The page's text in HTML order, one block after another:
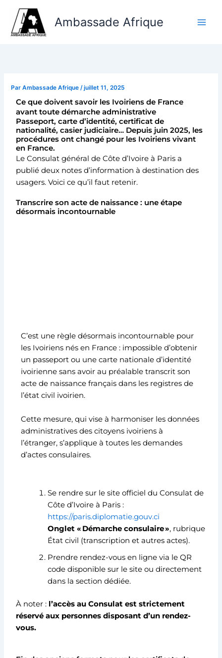
contenu
Ambassade Afrique
ParAmbassade Afrique/juillet 11, 2025
Ce que doivent savoir les Ivoiriens de France
avant toute démarche administrative
Passeport, carte d’identité, certificat de
nationalité, casier judiciaire… Depuis juin 2025, les
procédures ont changé pour les Ivoiriens vivant
en France.
Le Consulat général de Côte d’Ivoire à Paris a
publié deux notes d’information à destination des
usagers. Voici ce qu’il faut retenir.
Transcrire son acte de naissance : une étape
désormais incontournable
C’est une règle désormais incontournable pour
les Ivoiriens nés en France : impossible d’obtenir
un passeport ou une carte nationale d’identité
ivoirienne sans avoir au préalable transcrit son
acte de naissance français dans les registres de
l’état civil ivoirien.
Cette mesure, qui vise à harmoniser les données
administratives des citoyens ivoiriens à
l’étranger, s’applique à toutes les demandes
d’actes consulaires.
Se rendre sur le site officiel du Consulat de
Côte d’Ivoire à Paris :
https://paris.diplomatie.gouv.ci
Onglet « Démarche consulaire », rubrique
État civil (transcription et autres actes).
Prendre rendez-vous en ligne via le QR
code disponible sur le site ou directement
dans la section dédiée.
À noter : l’accès au Consulat est strictement
réservé aux personnes disposant d’un rendez-
vous.